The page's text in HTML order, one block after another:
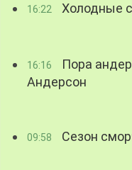
16:22 Холодные
16:16
Пора
Андерсон
09:58 Сезон